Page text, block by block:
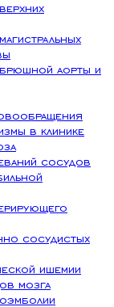
аорты и
в клинике
сосудов
сосудистых
ишемии
мозга